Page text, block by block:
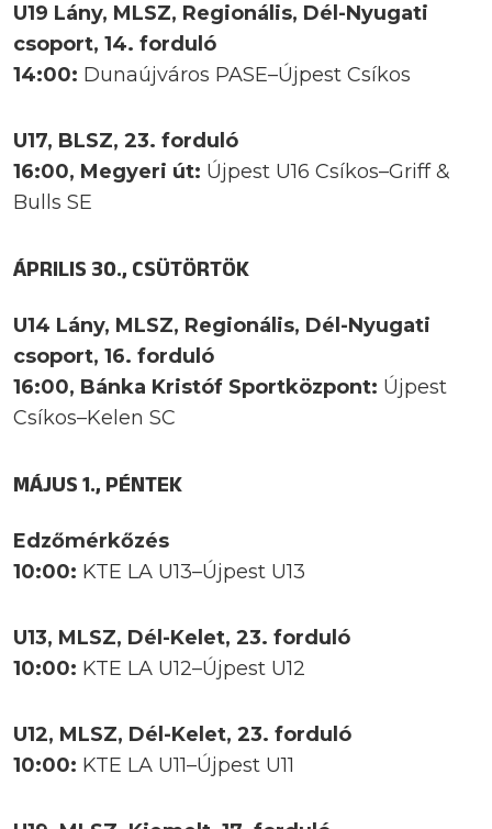
U19 Lány, MLSZ, Regionális, Dél-Nyugati
csoport, 14. forduló
14:00: Dunaújváros PASE–Újpest Csíkos
U17, BLSZ, 23. forduló
16:00, Megyeri út: Újpest U16 Csíkos–Griff &
Bulls SE
ÁPRILIS 30., CSÜTÖRTÖK
U14 Lány, MLSZ, Regionális, Dél-Nyugati
csoport, 16. forduló
16:00, Bánka Kristóf Sportközpont: Újpest
Csíkos–Kelen SC
MÁJUS 1., PÉNTEK
Edzőmérkőzés
10:00: KTE LA U13–Újpest U13
U13, MLSZ, Dél-Kelet, 23. forduló
10:00: KTE LA U12–Újpest U12
U12, MLSZ, Dél-Kelet, 23. forduló
10:00: KTE LA U11–Újpest U11